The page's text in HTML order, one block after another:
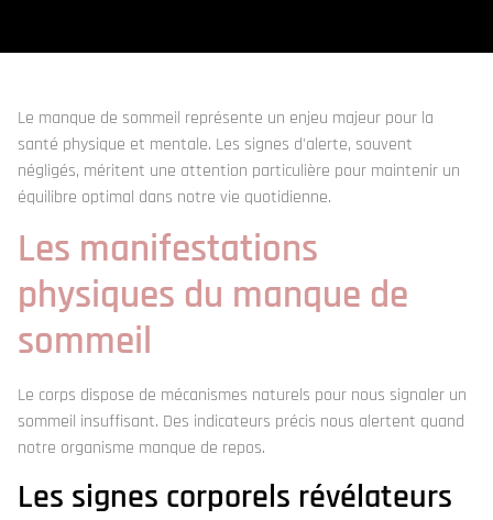
Le manque de sommeil représente un enjeu majeur pour la
santé physique et mentale. Les signes d'alerte, souvent
négligés, méritent une attention particulière pour maintenir un
équilibre optimal dans notre vie quotidienne.
Les manifestations
physiques du manque de
sommeil
Le corps dispose de mécanismes naturels pour nous signaler un
sommeil insuffisant. Des indicateurs précis nous alertent quand
notre organisme manque de repos.
Les signes corporels révélateurs